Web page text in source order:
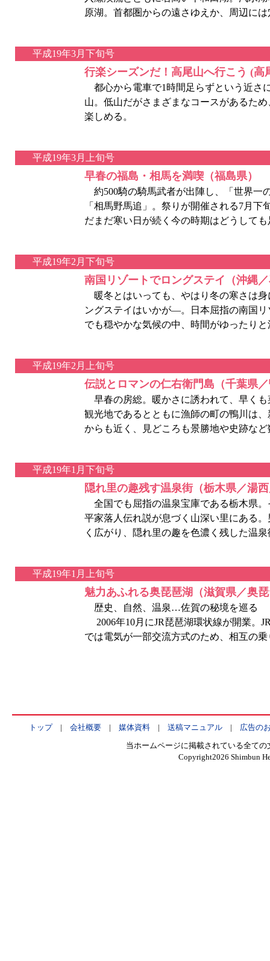
原湖。首都圏からの遠さゆえか、周辺に
平成19年3月下旬号
行楽シーズンだ！高尾山へ行こう (高
都心から電車で1時間足らずという近さ
山。低山だがさまざまなコースがあるた
楽しめる。
平成19年3月上旬号
早春の福島・相馬を満喫（福島県）
約500騎の騎馬武者が出陣し、「世界一
「相馬野馬追」。祭りが開催される7月
だまだ寒い日が続く今の時期はどうして
平成19年2月下旬号
南国リゾートでロングステイ（沖縄
暖冬とはいっても、やはり冬の寒さは
ングステイはいかが―。日本屈指の南国
でも穏やかな気候の中、時間がゆったり
平成19年2月上旬号
伝説とロマンの仁右衛門島（千葉県
早春の房総。暖かさに誘われて、早く
観光地であるとともに漁師の町の鴨川は
からも近く、見どころも景勝地や史跡な
平成19年1月下旬号
隠れ里の趣残す温泉街（栃木県／湯
全国でも屈指の温泉宝庫である栃木県
平家落人伝れ説が息づく山深い里にある
く広がり、隠れ里の趣を色濃く残した温
平成19年1月上旬号
魅力あふれる奥琵琶湖（滋賀県／奥
歴史、自然、温泉…佐賀の秘境を巡る
2006年10月にJR琵琶湖環状線が開業。
では電気が一部交流方式のため、相互の
トップ| 会社概要| 媒体資料| 送稿マニュアル| 広告の
当ホームページに掲載されている全て
Copyright2026 Shimbun